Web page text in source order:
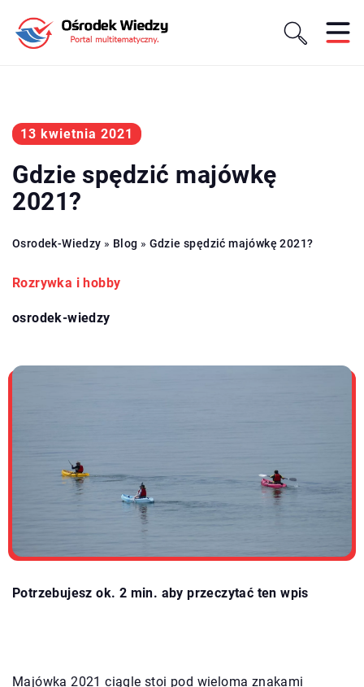
13 kwietnia 2021
Gdzie spędzić majówkę
2021?
Osrodek-Wiedzy » Blog » Gdzie spędzić majówkę 2021?
Rozrywka i hobby
osrodek-wiedzy
Potrzebujesz ok. 2 min. aby przeczytać ten wpis
Majówka 2021 ciągle stoi pod wieloma znakami